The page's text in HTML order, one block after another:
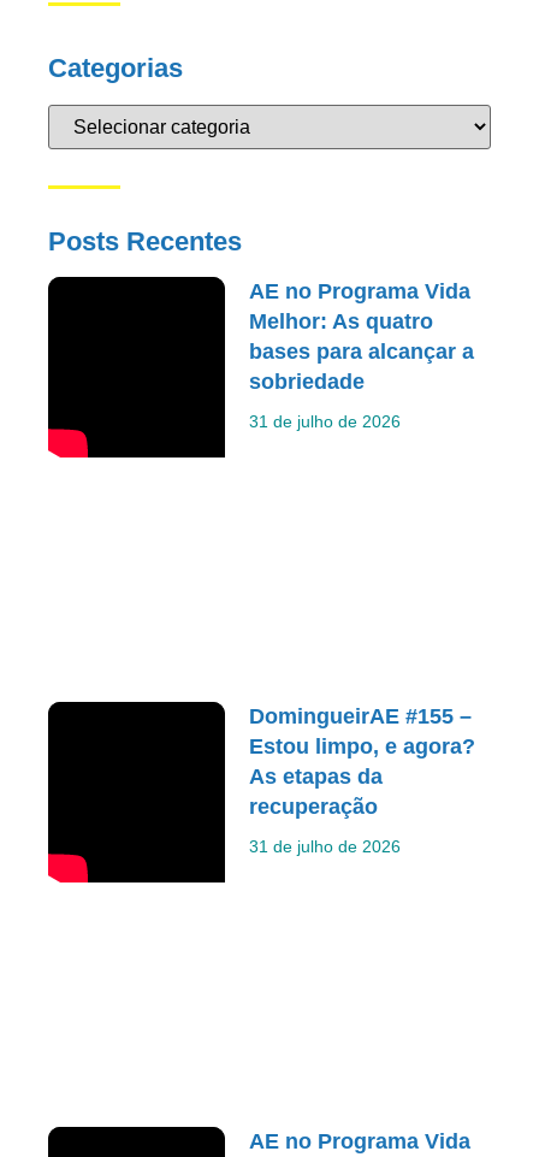
Categorias
Posts Recentes
AE no Programa Vida
Melhor: As quatro
bases para alcançar a
sobriedade
31 de julho de 2026
DomingueirAE #155 –
Estou limpo, e agora?
As etapas da
recuperação
31 de julho de 2026
AE no Programa Vida